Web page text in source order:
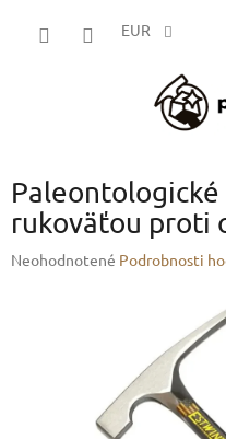
EUR
rukoväťou proti
Priemerné
Neohodnotené Podrobnosti